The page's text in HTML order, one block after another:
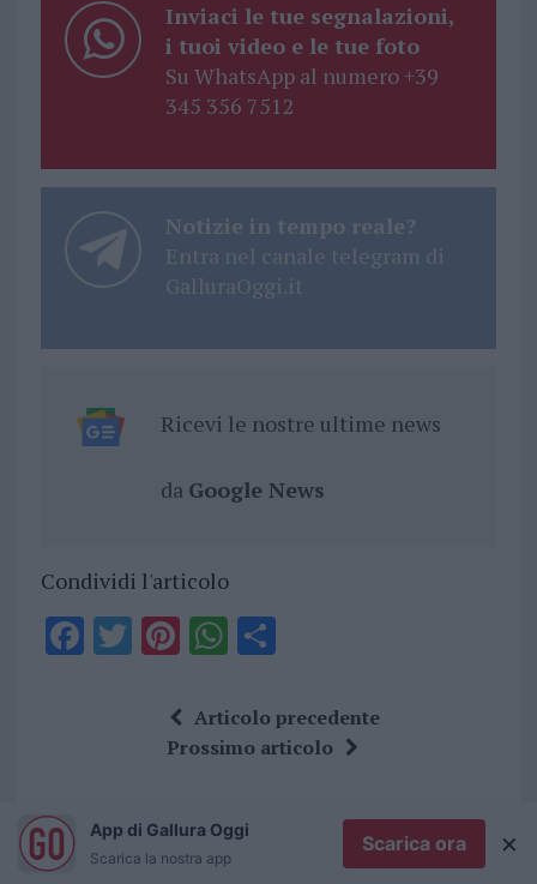
Inviaci le tue segnalazioni,
i tuoi video e le tue foto
Su WhatsApp al numero +39
345 356 7512
Notizie in tempo reale?
Entra nel canale telegram di
GalluraOggi.it
Ricevi le nostre ultime news
da Google News
Condividi l'articolo
F
o
k
T Pi
te
re
W
at
s
p
p
S
a
re
Articolo precedente
Prossimo articolo
NOTIZIE RECENTI
App di Gallura Oggi
Scarica la nostra app
Scarica ora ×